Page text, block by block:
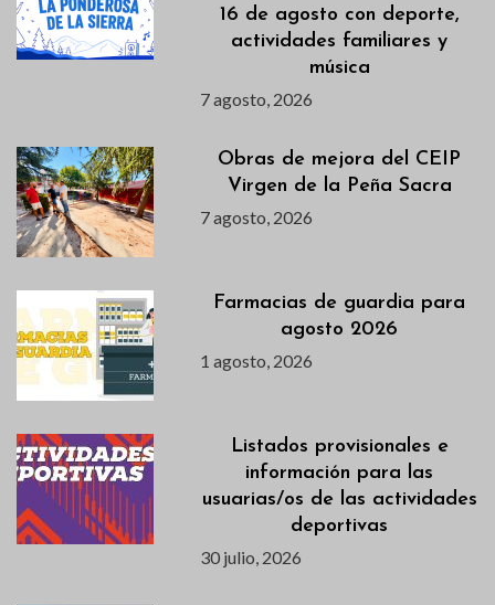
16 de agosto con deporte,
actividades familiares y
música
7 agosto, 2026
Obras de mejora del CEIP
Virgen de la Peña Sacra
7 agosto, 2026
Farmacias de guardia para
agosto 2026
1 agosto, 2026
Listados provisionales e
información para las
usuarias/os de las actividades
deportivas
30 julio, 2026